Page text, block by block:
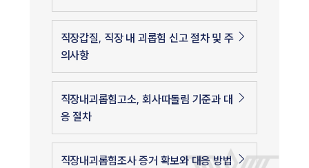
직장갑질, 직장 내 괴롭힘 신고 절차 및 주
의사항
직장내괴롭힘고소, 회사따돌림 기준과 대
응 절차
직장내괴롭힘조사 증거 확보와 대응 방법